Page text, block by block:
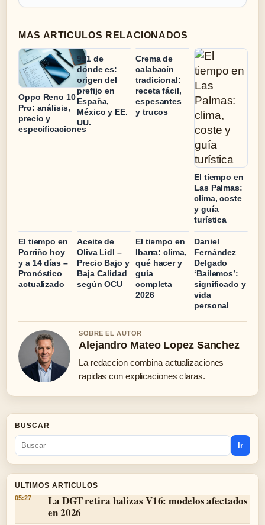
MAS ARTICULOS RELACIONADOS
Oppo Reno 10
Pro: análisis,
precio y
especificaciones
951 de
dónde es:
origen del
prefijo en
España,
México y EE.
UU.
Crema de
calabacín
tradicional:
receta fácil,
espesantes
y trucos
El tiempo en
Las Palmas:
clima, coste
y guía
turística
El tiempo en
Porriño hoy
y a 14 días –
Pronóstico
actualizado
Aceite de
Oliva Lidl –
Precio Bajo y
Baja Calidad
según OCU
El tiempo en
Ibarra: clima,
qué hacer y
guía
completa
2026
Daniel
Fernández
Delgado
‘Bailemos’:
significado y
vida
personal
SOBRE EL AUTOR
Alejandro Mateo Lopez Sanchez
La redaccion combina actualizaciones
rapidas con explicaciones claras.
BUSCAR
Ir
ULTIMOS ARTICULOS
05:27
La DGT retira balizas V16: modelos afectados
en 2026